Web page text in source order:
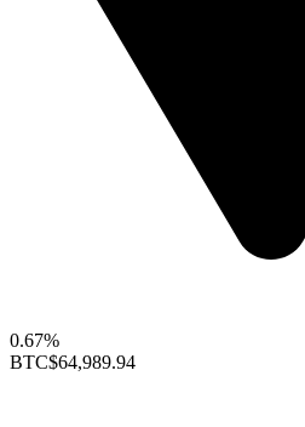
0.67%
BTC$64,989.94